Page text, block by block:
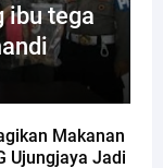
ibu tega
Makanan
Ujungjaya Jadi